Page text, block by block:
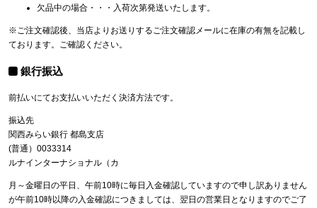
欠品中の場合・・・入荷次第発送いたします。
※ご注文確認後、当店よりお送りするご注文確認メールに在庫の有無を記載し
ております。ご確認ください。
銀行振込
前払いにてお支払いいただく決済方法です。
振込先
関西みらい銀行 都島支店
(普通）0033314
ルナインターナショナル（カ
月～金曜日の平日、午前10時に毎日入金確認していますので申し訳ありません
が午前10時以降の入金確認につきましては、翌日の営業日となりますのでご了